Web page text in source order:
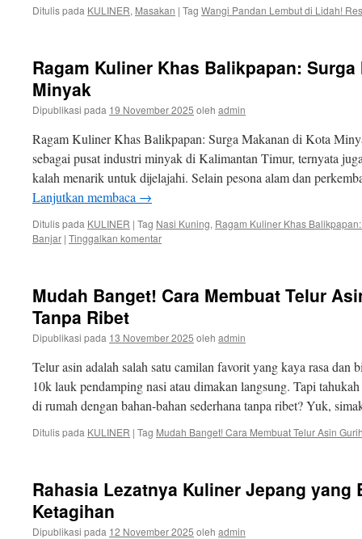
Ditulis pada KULINER, Masakan | Tag Wangi Pandan Lembut di Lidah!
Ragam Kuliner Khas Balikpapan:
Minyak
Dipublikasi pada 19 November 2025 oleh admin
Ragam Kuliner Khas Balikpapan: Surga Makanan di Kota
sebagai pusat industri minyak di Kalimantan Timur, ternyata
kalah menarik untuk dijelajahi. Selain pesona alam dan
Lanjutkan membaca →
Ditulis pada KULINER | Tag Nasi Kuning, Ragam Kuliner Khas
Banjar | Tinggalkan komentar
Mudah Banget! Cara Membuat Telur
Tanpa Ribet
Dipublikasi pada 13 November 2025 oleh admin
Telur asin adalah salah satu camilan favorit yang kaya rasa dan
10k lauk pendamping nasi atau dimakan langsung. Tapi
di rumah dengan bahan-bahan sederhana tanpa ribet? Yuk,
Ditulis pada KULINER | Tag Mudah Banget! Cara Membuat Telur Asin
Rahasia Lezatnya Kuliner Jepang yang
Ketagihan
Dipublikasi pada 12 November 2025 oleh admin